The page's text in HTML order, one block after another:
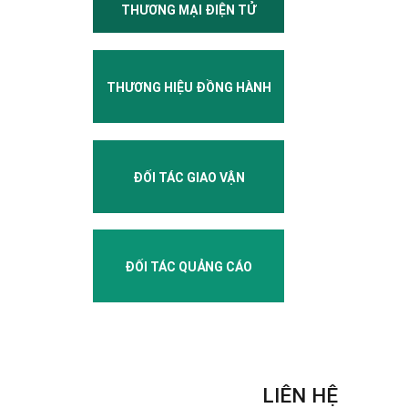
THƯƠNG MẠI ĐIỆN TỬ
THƯƠNG HIỆU ĐỒNG HÀNH
ĐỐI TÁC GIAO VẬN
ĐỐI TÁC QUẢNG CÁO
LIÊN HỆ